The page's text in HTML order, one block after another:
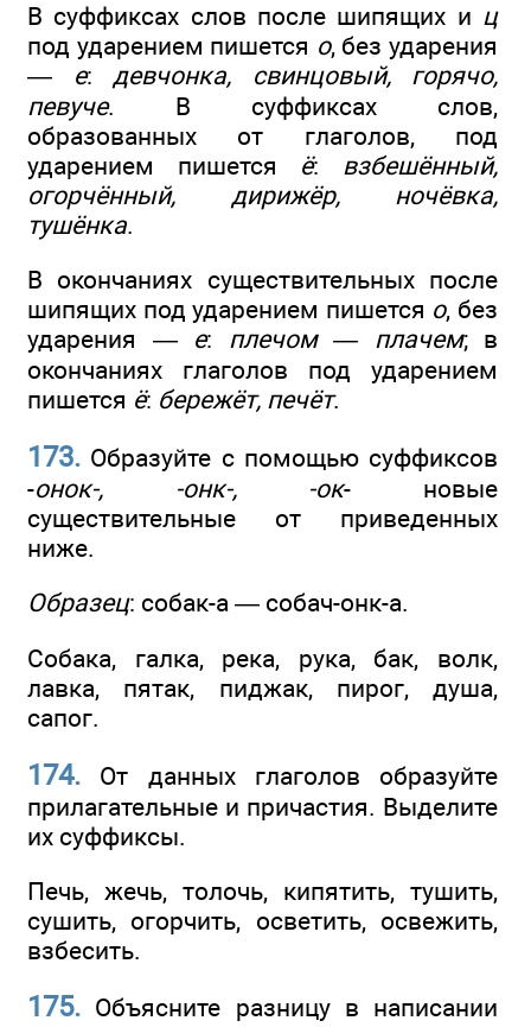
В суффиксах слов после шипящих и ц
под ударением пишется о, без ударения
— е: девчонка, свинцовый, горячо,
певуче. В суффиксах слов,
образованных от глаголов, под
ударением пишется ё: взбешённый,
огорчённый, дирижёр, ночёвка,
тушёнка.
В окончаниях существительных после
шипящих под ударением пишется о, без
ударения — е: плечом — плачем; в
окончаниях глаголов под ударением
пишется ё: бережёт, печёт.
173. Образуйте с помощью суффиксов
-онок-, -онк-, -ок- новые
существительные от приведенных
ниже.
Образец: собак-а — собач-онк-а.
Собака, галка, река, рука, бак, волк,
лавка, пятак, пиджак, пирог, душа,
сапог.
174. От данных глаголов образуйте
прилагательные и причастия. Выделите
их суффиксы.
Печь, жечь, толочь, кипятить, тушить,
сушить, огорчить, осветить, освежить,
взбесить.
175. Объясните разницу в написании